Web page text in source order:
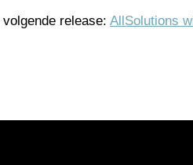
release: AllSolutions